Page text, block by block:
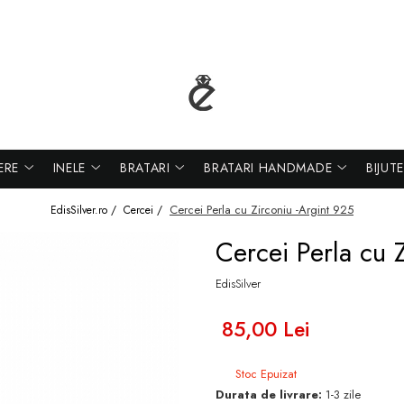
INELE BRATARI BRATARI HANDMADE
EdisSilver.ro / Cercei / Cercei Perla cu Zirconiu -Argint 925
Cercei Perla cu
EdisSilver
85,00 Lei
Stoc Epuizat
Durata de livrare: 1-3 zile